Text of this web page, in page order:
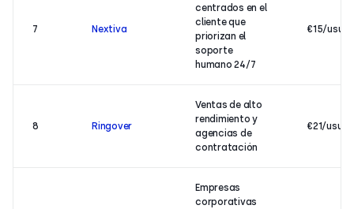
7 Nextiva
centrados en el
cliente que
priorizan el
soporte
humano 24/7
€15/
8 Ringover
Ventas de alto
rendimiento y
agencias de
contratación
€21/
Empresas
corporativas